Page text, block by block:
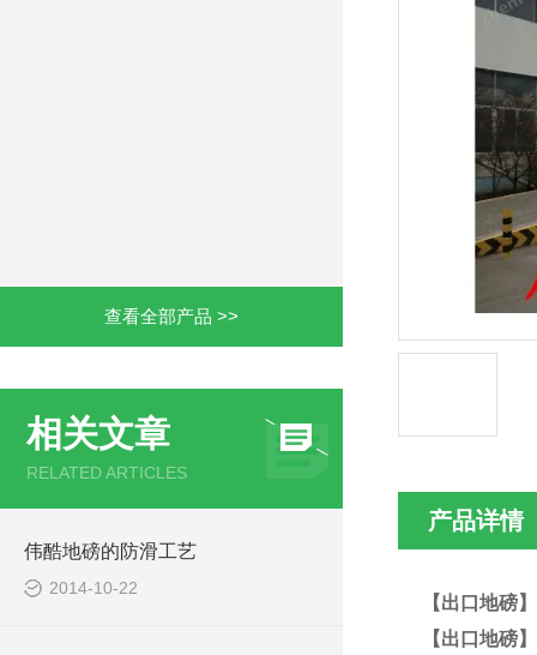
查看全部产品 >>
相关文章
RELATED ARTICLES
伟酷地磅的防滑工艺
2014-10-22
产品详情
【出口地磅
【出口地磅